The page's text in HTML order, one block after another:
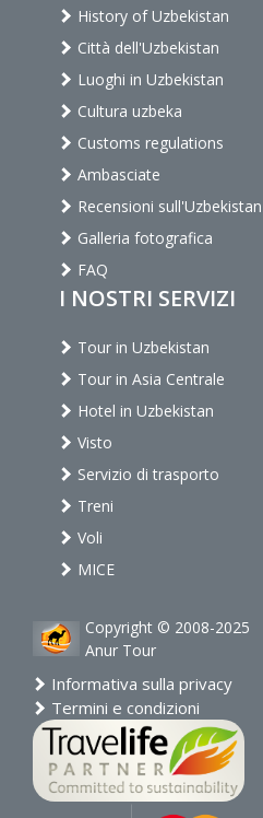
History of Uzbekistan
Città dell'Uzbekistan
Luoghi in Uzbekistan
Cultura uzbeka
Customs regulations
Ambasciate
Recensioni sull'Uzbekistan
Galleria fotografica
FAQ
I NOSTRI SERVIZI
Tour in Uzbekistan
Tour in Asia Centrale
Hotel in Uzbekistan
Visto
Servizio di trasporto
Treni
Voli
MICE
Copyright © 2008-2025
Anur Tour
Informativa sulla privacy
Termini e condizioni